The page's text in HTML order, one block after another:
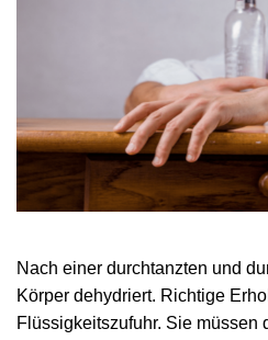
Nach einer durchtanzten und
Körper dehydriert. Richtige
Flüssigkeitszufuhr. Sie müssen